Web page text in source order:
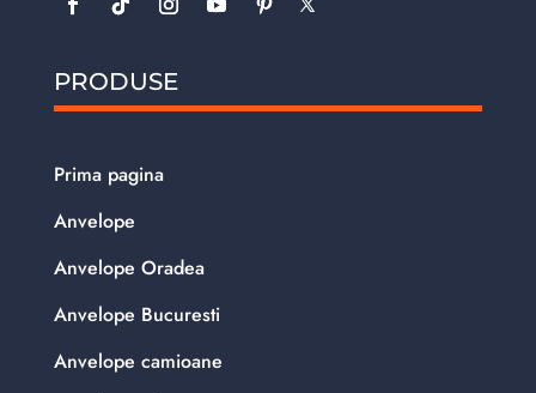
PRODUSE
Prima pagina
Anvelope
Anvelope Oradea
Anvelope Bucuresti
Anvelope camioane